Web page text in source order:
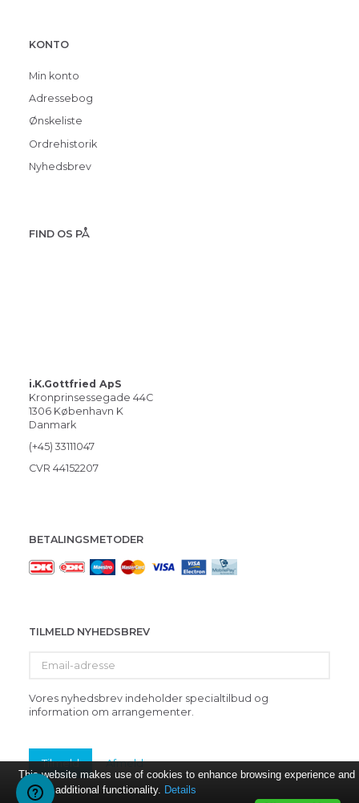
KONTO
Min konto
Adressebog
Ønskeliste
Ordrehistorik
Nyhedsbrev
FIND OS PÅ
i.K.Gottfried ApS
Kronprinsessegade 44C
1306 København K
Danmark
(+45) 33111047
CVR 44152207
BETALINGSMETODER
TILMELD NYHEDSBREV
adresse
Vores nyhedsbrev indeholder specialtilbud og
information om arrangementer.
Tilmeld Afmeld
This website makes use of cookies to enhance browsing experience and
provide additional functionality. Details